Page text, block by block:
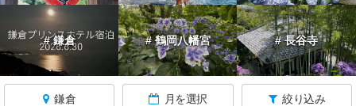
# 鎌倉 # 鶴岡八幡宮 # 長谷寺
鎌倉 月を選択 絞り込み
へ
る
神